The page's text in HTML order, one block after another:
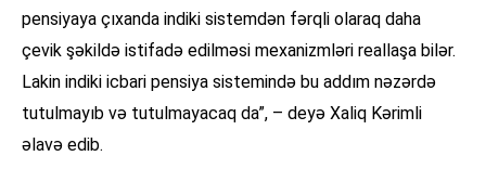
pensiyaya çıxanda indiki sistemdən fərqli olaraq daha
çevik şəkildə istifadə edilməsi mexanizmləri reallaşa bilər.
Lakin indiki icbari pensiya sistemində bu addım nəzərdə
tutulmayıb və tutulmayacaq da”, – deyə Xaliq Kərimli
əlavə edib.